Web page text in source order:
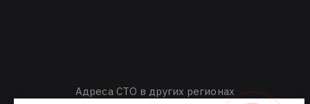
Адреса СТО в других регионах